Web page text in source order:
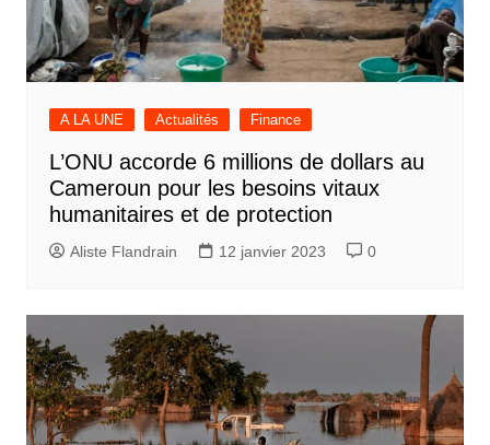
A LA UNE Actualités Finance
L’ONU accorde 6 millions de dollars au
Cameroun pour les besoins vitaux
humanitaires et de protection
Aliste Flandrain 12 janvier 2023 0